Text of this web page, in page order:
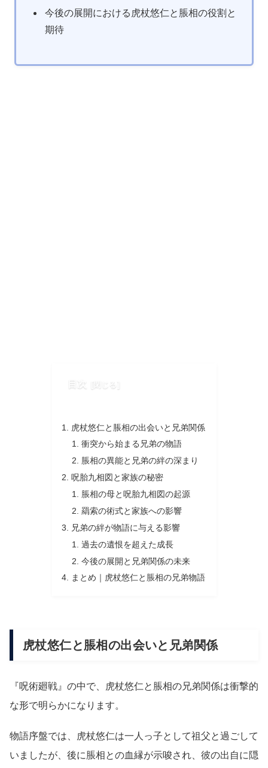
今後の展開における虎杖悠仁と脹相の役割と
期待
目次
虎杖悠仁と脹相の出会いと兄弟関係
衝突から始まる兄弟の物語
脹相の異能と兄弟の絆の深まり
呪胎九相図と家族の秘密
脹相の母と呪胎九相図の起源
羂索の術式と家族への影響
兄弟の絆が物語に与える影響
過去の遺恨を超えた成長
今後の展開と兄弟関係の未来
まとめ｜虎杖悠仁と脹相の兄弟物語
虎杖悠仁と脹相の出会いと兄弟関係
『呪術廻戦』の中で、虎杖悠仁と脹相の兄弟関係は衝撃的
な形で明らかになります。
物語序盤では、虎杖悠仁は一人っ子として祖父と過ごして
いましたが、後に脹相との血縁が示唆され、彼の出自に隠